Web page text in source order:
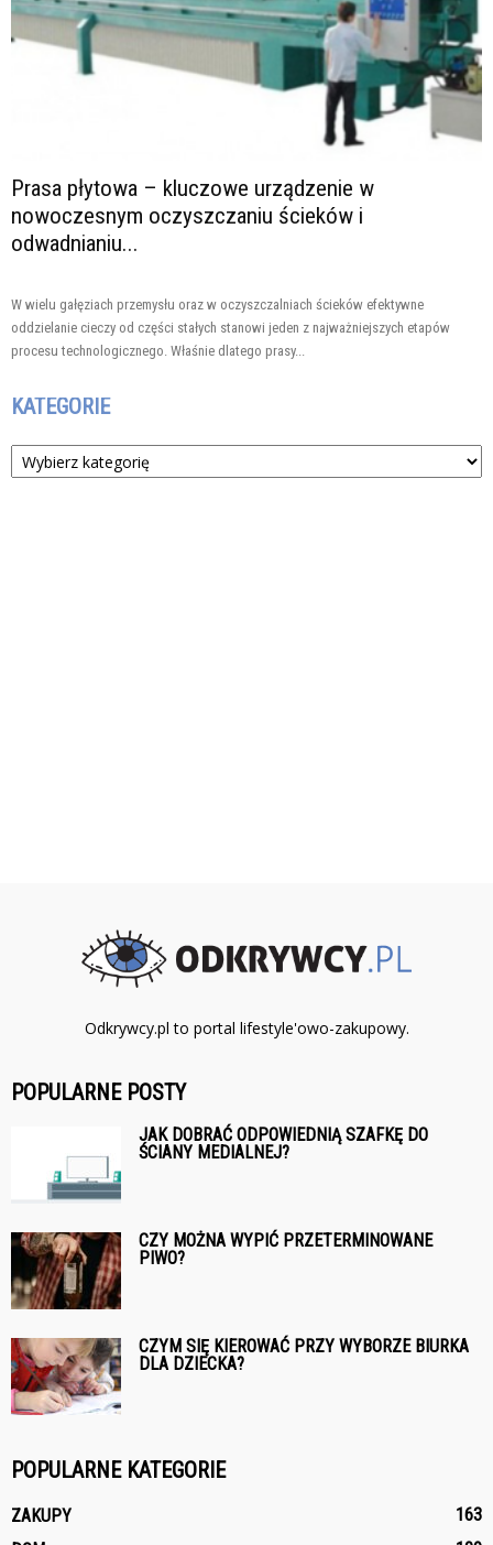
Prasa płytowa – kluczowe urządzenie w
nowoczesnym oczyszczaniu ścieków i
odwadnianiu...
W wielu gałęziach przemysłu oraz w oczyszczalniach ścieków efektywne
oddzielanie cieczy od części stałych stanowi jeden z najważniejszych etapów
procesu technologicznego. Właśnie dlatego prasy...
KATEGORIE
Kategorie
Odkrywcy.pl to portal lifestyle'owo-zakupowy.
POPULARNE POSTY
JAK DOBRAĆ ODPOWIEDNIĄ SZAFKĘ DO
ŚCIANY MEDIALNEJ?
CZY MOŻNA WYPIĆ PRZETERMINOWANE
PIWO?
CZYM SIĘ KIEROWAĆ PRZY WYBORZE BIURKA
DLA DZIECKA?
POPULARNE KATEGORIE
ZAKUPY
163